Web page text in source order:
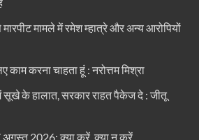
मारपीट मामले में रमेश म्हात्रे और अन्य आरोपियों
काम करना चाहता हूं : नरोत्तम मिश्रा
सूखे के हालात, सरकार राहत पैकेज दे : जीतू
2026: क्या करें, क्या न करें…